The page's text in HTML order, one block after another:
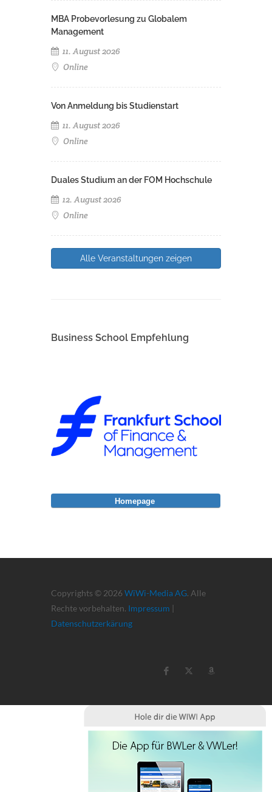
MBA Probevorlesung zu Globalem
Management
11. August 2026
Online
Von Anmeldung bis Studienstart
11. August 2026
Online
Duales Studium an der FOM Hochschule
12. August 2026
Online
Alle Veranstaltungen zeigen
Business School Empfehlung
Copyrights © 2026 WiWi-Media AG. Alle
Rechte vorbehalten. Impressum |
Datenschutzerkärung
Homepage